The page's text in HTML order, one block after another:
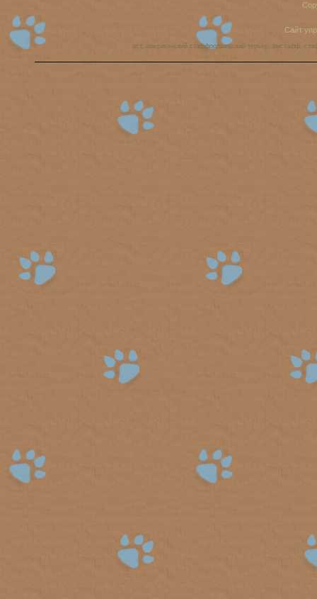
Сайт
аст, американский стаффордширский терьер, амстафф,